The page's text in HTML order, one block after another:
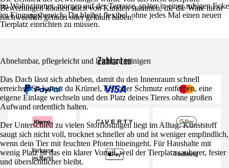
im Wohnzimmer, morgen auf der Terrasse, später in einer ruhigen Ecke
im Eingangsbereich: Du bleibst flexibel, ohne jedes Mal einen neuen
Tierplatz einrichten zu müssen.
Abnehmbar, pflegeleicht und leicht zu reinigen
Das Dach lässt sich abheben, damit du den Innenraum schnell
erreichst. So kannst du Krümel, Fell oder Schmutz entfernen, eine
eigene Einlage wechseln und den Platz deines Tieres ohne großen
Aufwand ordentlich halten.
Der Unterschied zu vielen Stofflösungen liegt im Alltag: Kunststoff
saugt sich nicht voll, trocknet schneller ab und ist weniger empfindlich,
wenn dein Tier mit feuchten Pfoten hineingeht. Für Haushalte mit
wenig Platz ist das ein klarer Vorteil, weil der Tierplatz sauberer, fester
und übersichtlicher bleibt.
Bewertungen können auch von Kunden stammen, die die Ware nicht
nachweislich genutzt oder gekauft haben.
Zahlarten